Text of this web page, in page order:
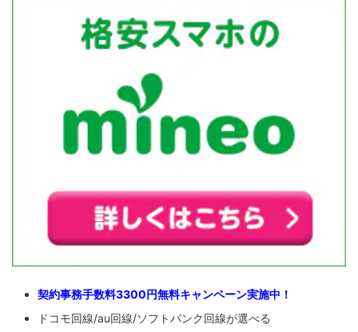
契約事務手数料3300円無料キャンペーン実施中！
ドコモ回線/au回線/ソフトバンク回線が選べる